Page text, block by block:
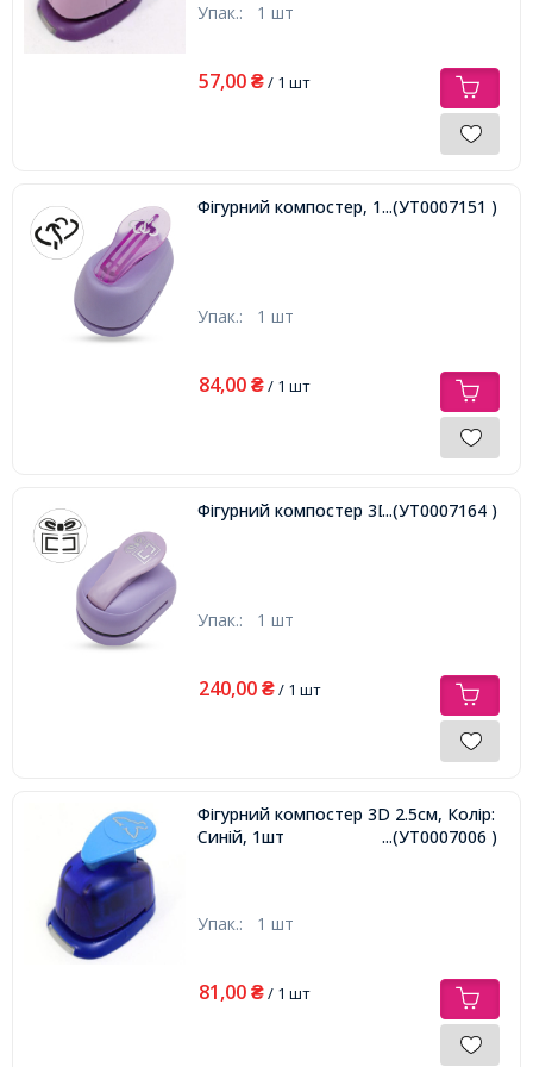
Упак.: 1 шт
57,00 ₴/ 1 шт
Фігурний компостер, 1шт ...(УТ0007151 )
Упак.: 1 шт
84,00 ₴/ 1 шт
Фігурний компостер 3D, 1шт ...(УТ0007164 )
Упак.: 1 шт
240,00 ₴/ 1 шт
Фігурний компостер 3D 2.5см, Колір:
Синій, 1шт
...(УТ0007006 )
Упак.: 1 шт
81,00 ₴/ 1 шт